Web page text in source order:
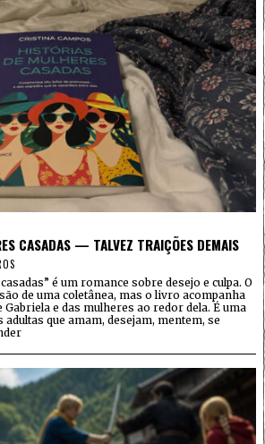
CASADAS — TALVEZ TRAIÇÕES DEMAIS
é um romance sobre desejo e culpa. O
de uma coletânea, mas o livro acompanha
e das mulheres ao redor dela. É uma
que amam, desejam, mentem, se